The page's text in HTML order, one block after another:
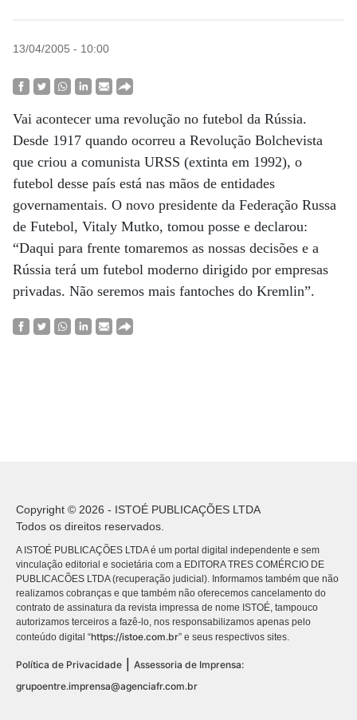
13/04/2005 - 10:00
Vai acontecer uma revolução no futebol da Rússia.
Desde 1917 quando ocorreu a Revolução Bolchevista
que criou a comunista URSS (extinta em 1992), o
futebol desse país está nas mãos de entidades
governamentais. O novo presidente da Federação Russa
de Futebol, Vitaly Mutko, tomou posse e declarou:
“Daqui para frente tomaremos as nossas decisões e a
Rússia terá um futebol moderno dirigido por empresas
privadas. Não seremos mais fantoches do Kremlin”.
Copyright © 2026 - ISTOÉ PUBLICAÇÕES LTDA
Todos os direitos reservados.
A ISTOÉ PUBLICAÇÕES LTDA é um portal digital independente e sem
vinculação editorial e societária com a EDITORA TRES COMÉRCIO DE
PUBLICACÕES LTDA (recuperação judicial). Informamos também que não
realizamos cobranças e que também não oferecemos cancelamento do
contrato de assinatura da revista impressa de nome ISTOÉ, tampouco
autorizamos terceiros a fazê-lo, nos responsabilizamos apenas pelo
conteúdo digital “https://istoe.com.br” e seus respectivos sites.
Política de Privacidade
Assessoria de Imprensa:
grupoentre.imprensa@agenciafr.com.br